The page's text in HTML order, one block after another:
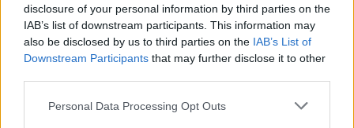
disclosure of your personal information by third parties on the
IAB’s list of downstream participants. This information may
also be disclosed by us to third parties on the IAB’s List of
Downstream Participants that may further disclose it to other
Personal Data Processing Opt Outs